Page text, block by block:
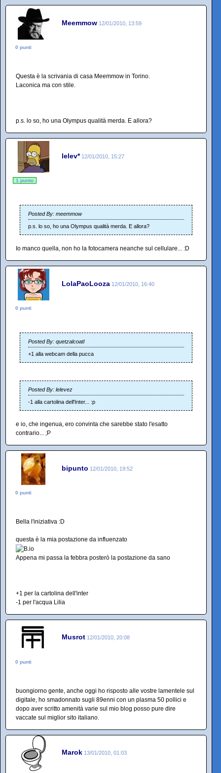
Meemmow 12/01/2010, 13:59
0 punti
Questa è la scrivania di casa Meemmow in Torino.
Laconica ma con stile.
p.s. lo so, ho una Olympus qualità merda. E allora?
lelev* 12/01/2010, 15:27
1 punto
Posted By: meemmow
p.s. lo so, ho una Olympus qualità merda. E allora?
Io manco quella, non ho la fotocamera neanche sul cellulare... :D
LolaPaoLooza 12/01/2010, 16:40
0 punti
Posted By: quetzalcoatl
+1 alla webcam della pucca
Posted By: lelevez
-1 alla cartolina dell'Inter... :p
e io, che ingenua, ero convinta che sarebbe stato l'esatto
contrario... ;P
bipunto 12/01/2010, 19:52
0 punti
Bella l'iniziativa :D
questa è la mia postazione da influenzato
Appena mi passa la febbra posterò la postazione da sano
+1 per la cartolina dell'inter
-1 per l'acqua Lilia
Musrot 12/01/2010, 20:08
0 punti
buongiorno gente, anche oggi ho risposto alle vostre lamentele sul
digitale, ho smadonnato sugli 89enni con un plasma 50 pollici e
dopo aver scritto amenità varie sul mio blog posso pure dire
vaccate sul miglior sito italiano.
Marok 13/01/2010, 01:03